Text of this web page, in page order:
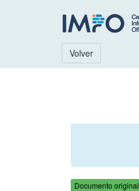
Volver
Documento original